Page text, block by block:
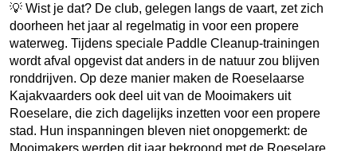
💡 Wist je dat? De club, gelegen langs de vaart, zet zich
doorheen het jaar al regelmatig in voor een propere
waterweg. Tijdens speciale Paddle Cleanup-trainingen
wordt afval opgevist dat anders in de natuur zou blijven
ronddrijven. Op deze manier maken de Roeselaarse
Kajakvaarders ook deel uit van de Mooimakers uit
Roeselare, die zich dagelijks inzetten voor een propere
stad. Hun inspanningen bleven niet onopgemerkt: de
Mooimakers werden dit jaar bekroond met de Roeselare